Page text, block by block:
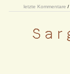
letzte Kommentare /